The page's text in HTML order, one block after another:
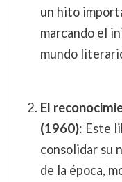
un hito
marcando el
mundo
El
(1960): Este
consolidar su
de la época,